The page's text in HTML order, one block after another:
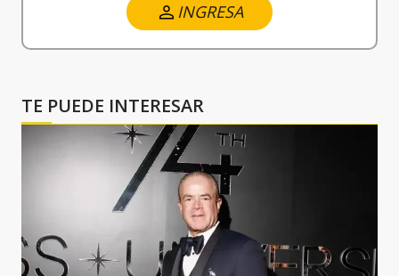
INGRESA
TE PUEDE INTERESAR